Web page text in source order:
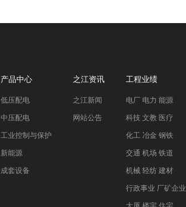
产品中心
低压配电
中压配电
工业控制与保护
新能源
成套设备
之江资讯
之江新闻
网站公告
工程业绩
电厂 电力 能源
科技 文教 医疗
化工 冶金 钢铁
交通 机场 铁道
机械 轻纺 建材
行政事业 厂矿企业